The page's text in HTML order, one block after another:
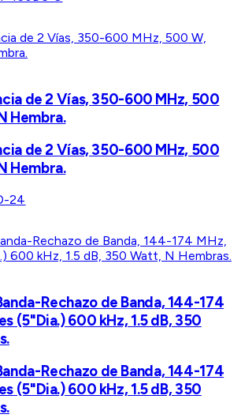
de 2 Vías, 350-600 MHz, 500
Hembra.
de 2 Vías, 350-600 MHz, 500
Hembra.
24
Rechazo de Banda, 144-174
(5"Dia.) 600 kHz, 1.5 dB, 350
Rechazo de Banda, 144-174
(5"Dia.) 600 kHz, 1.5 dB, 350